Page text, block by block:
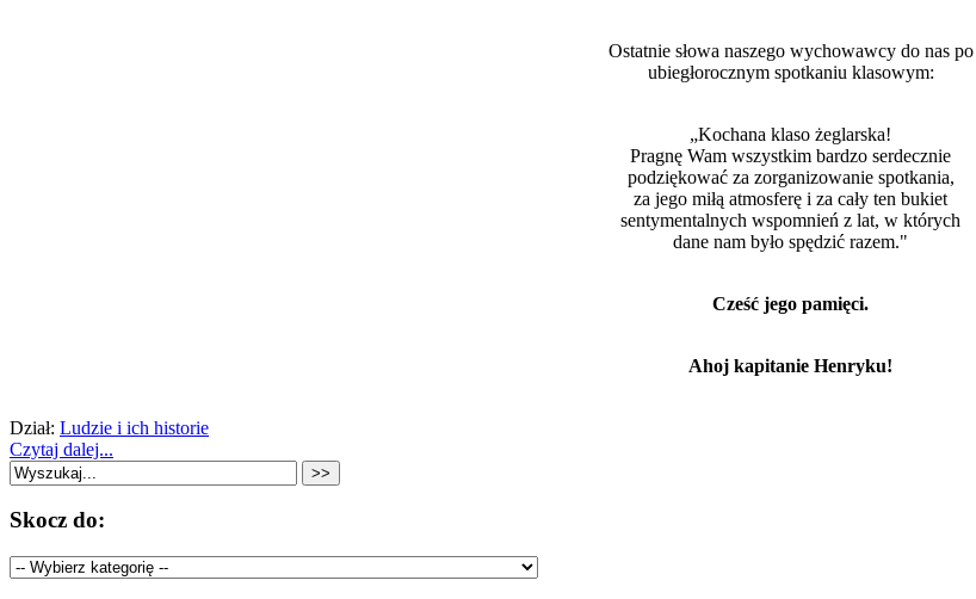
Ostatnie słowa naszego wychowawcy do nas po
ubiegłorocznym spotkaniu klasowym:
„Kochana klaso żeglarska!
Pragnę Wam wszystkim bardzo serdecznie
podziękować za zorganizowanie spotkania,
za jego miłą atmosferę i za cały ten bukiet
sentymentalnych wspomnień z lat, w których
dane nam było spędzić razem."
Cześć jego pamięci.
Ahoj kapitanie Henryku!
Dział: Ludzie i ich historie
Czytaj dalej...
Skocz do: